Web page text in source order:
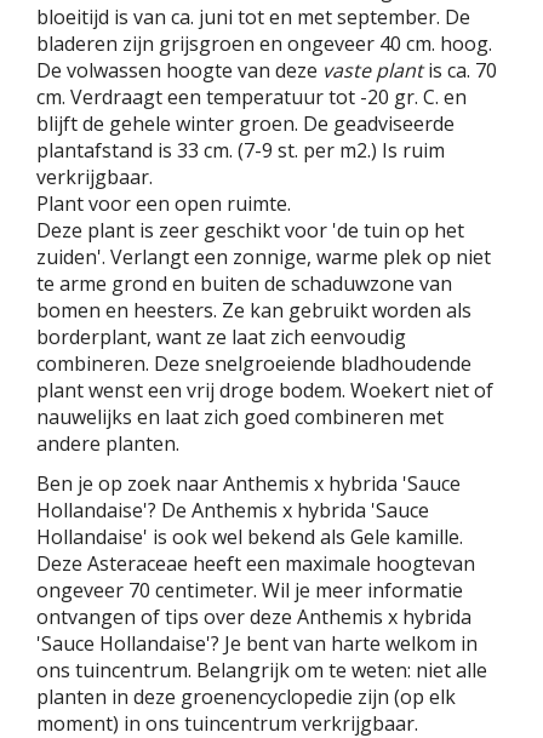
bloeitijd is van ca. juni tot en met september. De
bladeren zijn grijsgroen en ongeveer 40 cm. hoog.
De volwassen hoogte van deze vaste plantis ca. 70
cm. Verdraagt een temperatuur tot -20 gr. C. en
blijft de gehele winter groen. De geadviseerde
plantafstand is 33 cm. (7-9 st. per m2.) Is ruim
verkrijgbaar.
Plant voor een open ruimte.
Deze plant is zeer geschikt voor 'de tuin op het
zuiden'. Verlangt een zonnige, warme plek op niet
te arme grond en buiten de schaduwzone van
bomen en heesters. Ze kan gebruikt worden als
borderplant, want ze laat zich eenvoudig
combineren. Deze snelgroeiende bladhoudende
plant wenst een vrij droge bodem. Woekert niet of
nauwelijks en laat zich goed combineren met
andere planten.
Ben je op zoek naar Anthemis x hybrida 'Sauce
Hollandaise'? De Anthemis x hybrida 'Sauce
Hollandaise' is ook wel bekend als Gele kamille.
Deze Asteraceae heeft een maximale hoogtevan
ongeveer 70 centimeter. Wil je meer informatie
ontvangen of tips over deze Anthemis x hybrida
'Sauce Hollandaise'? Je bent van harte welkom in
ons tuincentrum. Belangrijk om te weten: niet alle
planten in deze groenencyclopedie zijn (op elk
moment) in ons tuincentrum verkrijgbaar.